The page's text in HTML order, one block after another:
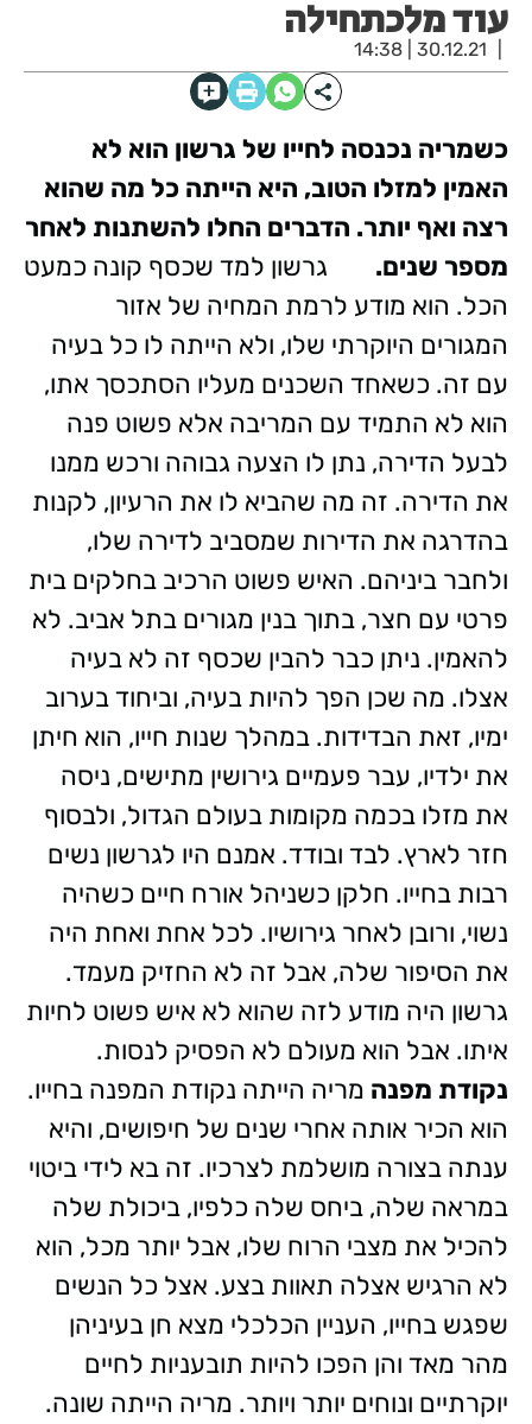
עוד מלכתחילה
30.12.21 | 14:38
כשמריה נכנסה לחייו של גרשון הוא לא
האמין למזלו הטוב, היא הייתה כל מה שהוא
רצה ואף יותר. הדברים החלו להשתנות לאחר
מספר שנים.
גרשון למד שכסף קונה כמעט
הכל. הוא מודע לרמת המחיה של אזור
המגורים היוקרתי שלו, ולא הייתה לו כל בעיה
עם זה. כשאחד השכנים מעליו הסתכסך אתו,
הוא לא התמיד עם המריבה אלא פשוט פנה
לבעל הדירה, נתן לו הצעה גבוהה ורכש ממנו
את הדירה. זה מה שהביא לו את הרעיון, לקנות
בהדרגה את הדירות שמסביב לדירה שלו,
ולחבר ביניהם. האיש פשוט הרכיב בחלקים בית
פרטי עם חצר, בתוך בנין מגורים בתל אביב. לא
להאמין. ניתן כבר להבין שכסף זה לא בעיה
אצלו. מה שכן הפך להיות בעיה, וביחוד בערוב
ימיו, זאת הבדידות. במהלך שנות חייו, הוא חיתן
את ילדיו, עבר פעמיים גירושין מתישים, ניסה
את מזלו בכמה מקומות בעולם הגדול, ולבסוף
חזר לארץ. לבד ובודד. אמנם היו לגרשון נשים
רבות בחייו. חלקן כשניהל אורח חיים כשהיה
נשוי, ורובן לאחר גירושיו. לכל אחת ואחת היה
את הסיפור שלה, אבל זה לא החזיק מעמד.
גרשון היה מודע לזה שהוא לא איש פשוט לחיות
איתו. אבל הוא מעולם לא הפסיק לנסות.
נקודת מפנה מריה הייתה נקודת המפנה בחייו.
הוא הכיר אותה אחרי שנים של חיפושים, והיא
ענתה בצורה מושלמת לצרכיו. זה בא לידי ביטוי
במראה שלה, ביחס שלה כלפיו, ביכולת שלה
להכיל את מצבי הרוח שלו, אבל יותר מכל, הוא
לא הרגיש אצלה תאוות בצע. אצל כל הנשים
שפגש בחייו, העניין הכלכלי מצא חן בעיניהן
מהר מאד והן הפכו להיות תובעניות לחיים
יוקרתיים ונוחים יותר ויותר. מריה הייתה שונה.